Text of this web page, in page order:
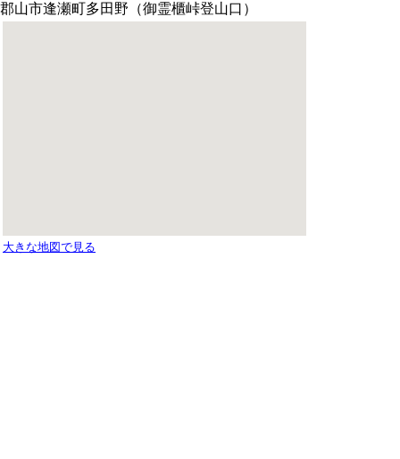
郡山市逢瀬町多田野（御霊櫃峠登山口）
大きな地図で見る